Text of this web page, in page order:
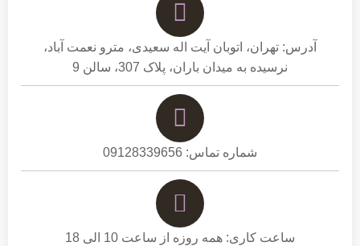
آدرس: تهران، اتوبان آیت اله سعیدی، مترو نعمت آباد،
نرسیده به میدان باران، پلاک 307، سالن 9
شماره تماس: 09128339656
ساعت کاری: همه روزه از ساعت 10 الی 18